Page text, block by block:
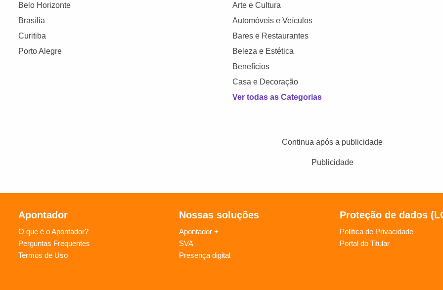
Belo Horizonte
Brasília
Curitiba
Porto Alegre
Arte e Cultura
Automóveis e Veículos
Bares e Restaurantes
Beleza e Estética
Benefícios
Casa e Decoração
Ver todas as Categorias
Continua após a publicidade
Publicidade
Apontador
O que é o Apontador?
Perguntas Frequentes
Termos de Uso
Nossas soluções
Apontador +
SVA
Presença digital
Proteção de dados
Política de Privacidade
Portal do Titular